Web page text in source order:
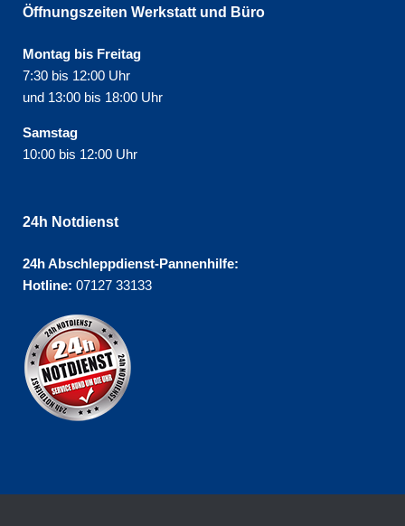
Öffnungszeiten Werkstatt und Büro
Montag bis Freitag
7:30 bis 12:00 Uhr
und 13:00 bis 18:00 Uhr
Samstag
10:00 bis 12:00 Uhr
24h Notdienst
24h Abschleppdienst-Pannenhilfe:
Hotline: 07127 33133